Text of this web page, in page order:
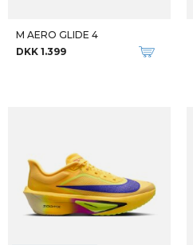
W GT-2000 14 GTX
DKK 1.399